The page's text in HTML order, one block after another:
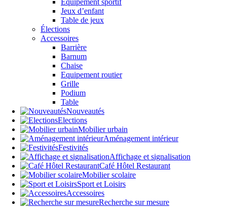
Equipement sportif
Jeux d’enfant
Table de jeux
Élections
Accessoires
Barrière
Barnum
Chaise
Equipement routier
Grille
Podium
Table
Nouveautés
Elections
Mobilier urbain
Aménagement intérieur
Festivités
Affichage et signalisation
Café Hôtel Restaurant
Mobilier scolaire
Sport et Loisirs
Accessoires
Recherche sur mesure